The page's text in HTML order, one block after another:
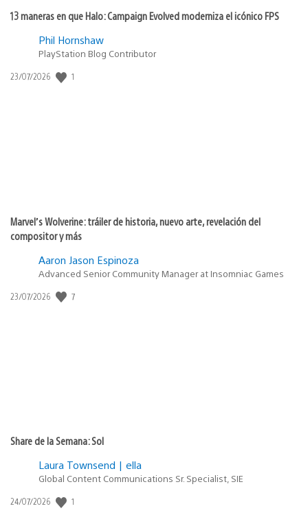
13 maneras en que Halo: Campaign Evolved moderniza el icónico FPS
Phil Hornshaw
PlayStation Blog Contributor
Fecha
23/07/2026 1
Marvel’s Wolverine: tráiler de historia, nuevo arte, revelación del
compositor y más
Aaron Jason Espinoza
Advanced Senior Community Manager at Insomniac Games
Fecha
23/07/2026 7
Share de la Semana: Sol
Laura Townsend | ella
Global Content Communications Sr. Specialist, SIE
Fecha
24/07/2026 1